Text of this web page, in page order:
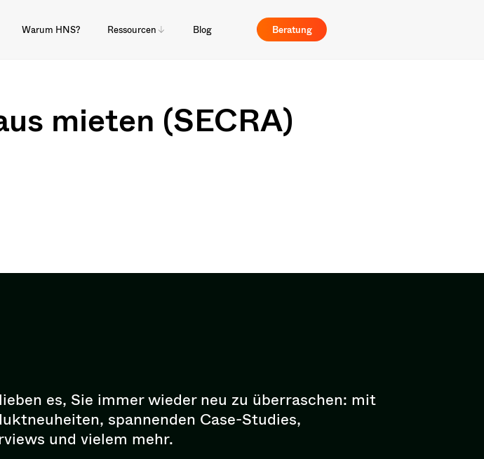
Warum HNS? Ressourcen Blog Beratung
mieten (SECRA)
es, Sie immer wieder neu zu überraschen: mit
spannenden Case-Studies,
und vielem mehr.